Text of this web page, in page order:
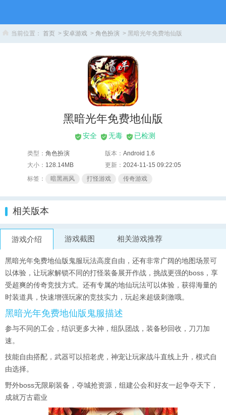
当前位置： 首页 > 安卓游戏 > 角色扮演 > 黑暗光年免费地仙版
黑暗光年免费地仙版
安全 无毒 已检测
类型： 角色扮演 版本： Android 1.6
大小： 128.14MB 更新： 2024-11-15 09:22:05
标签：
暗黑画风 打怪游戏 传奇游戏
相关版本
游戏介绍 游戏截图 相关游戏推荐
黑暗光年免费地仙版鬼服玩法高度自由，还有非常广阔的地图场景可
以体验，让玩家解锁不同的打怪装备展开作战，挑战更强的boss，享
受超爽的传奇竞技方式。还有专属的地仙玩法可以体验，获得海量的
时装道具，快速增强玩家的竞技实力，玩起来超级刺激哦。
黑暗光年免费地仙版鬼服描述
参与不同的工会，结识更多大神，组队团战，装备秒回收，刀刀加
速。
技能自由搭配，武器可以招老虎，神宠让玩家战斗直线上升，模式自
由选择。
野外boss无限刷装备，夺城抢资源，组建公会和好友一起争夺天下，
成就万古霸业